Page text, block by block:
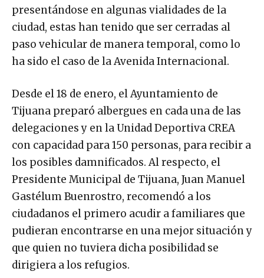
presentándose en algunas vialidades de la
ciudad, estas han tenido que ser cerradas al
paso vehicular de manera temporal, como lo
ha sido el caso de la Avenida Internacional.
Desde el 18 de enero, el Ayuntamiento de
Tijuana preparó albergues en cada una de las
delegaciones y en la Unidad Deportiva CREA
con capacidad para 150 personas, para recibir a
los posibles damnificados. Al respecto, el
Presidente Municipal de Tijuana, Juan Manuel
Gastélum Buenrostro, recomendó a los
ciudadanos el primero acudir a familiares que
pudieran encontrarse en una mejor situación y
que quien no tuviera dicha posibilidad se
dirigiera a los refugios.